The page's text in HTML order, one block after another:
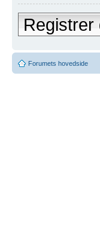
Registrer
Forumets hovedside